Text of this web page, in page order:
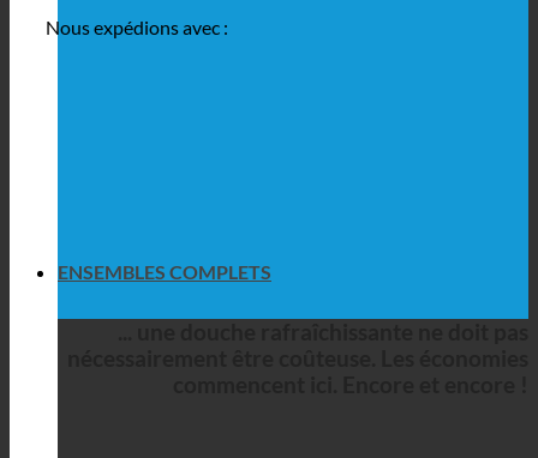
Nous expédions avec :
ENSEMBLES COMPLETS